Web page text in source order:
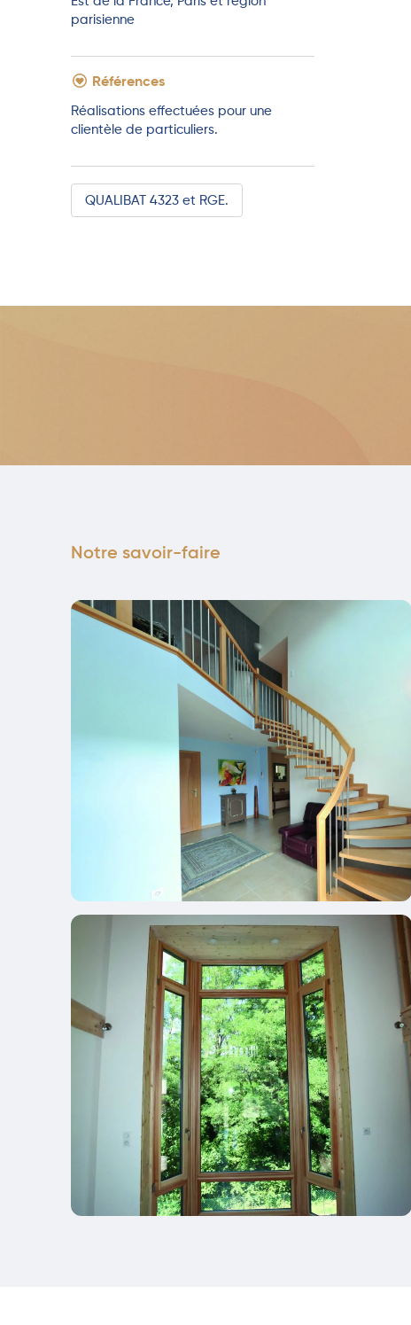
parisienne
Références
Réalisations effectuées pour une
clientèle de particuliers.
QUALIBAT 4323 et RGE.
Notre savoir-faire